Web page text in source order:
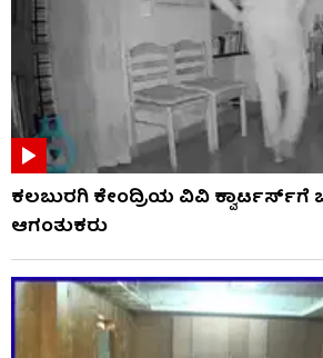
ಕಲಬುರಗಿ ಕೇಂದ್ರಿಯ ವಿವಿ ಕ್ವಾರ್ಟರ್ಸ್‌ಗೆ
ಆಗಂತುಕರು